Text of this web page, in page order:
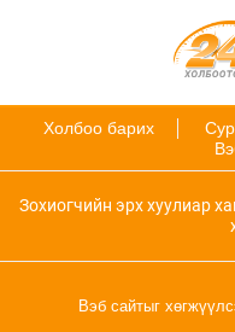
Холбоо барих
Зохиогчийн эрх хуулиар
Вэб сайтыг